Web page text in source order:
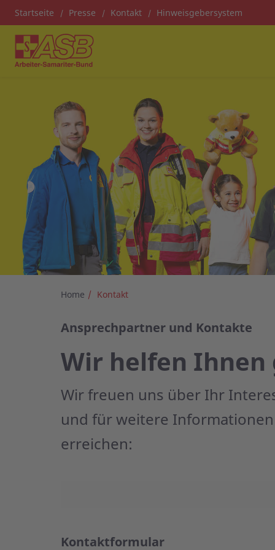
Startseite Presse Kontakt Hinweisgebersystem
Home Kontakt
Ansprechpartner und Kontakte
Wir helfen
Wir freuen uns über Ihr
und für weitere
erreichen:
Kontaktformular